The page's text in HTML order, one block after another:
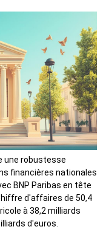
une robustesse
financières nationales
BNP Paribas en tête
d'affaires de 50,4
à 38,2 milliards
d'euros.